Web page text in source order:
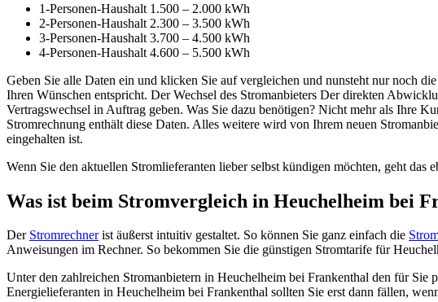
1-Personen-Haushalt 1.500 – 2.000 kWh
2-Personen-Haushalt 2.300 – 3.500 kWh
3-Personen-Haushalt 3.700 – 4.500 kWh
4-Personen-Haushalt 4.600 – 5.500 kWh
Geben Sie alle Daten ein und klicken Sie auf vergleichen und nunsteht nur noch
Ihren Wünschen entspricht. Der Wechsel des Stromanbieters Der direkten
Vertragswechsel in Auftrag geben. Was Sie dazu benötigen? Nicht mehr als Ihre
Stromrechnung enthält diese Daten. Alles weitere wird von Ihrem neuen
eingehalten ist.
Wenn Sie den aktuellen Stromlieferanten lieber selbst kündigen möchten, geht das
Was ist beim Stromvergleich in Heuchelheim bei
Der Stromrechnerist äußerst intuitiv gestaltet. So können Sie ganz einfach die
Anweisungen im Rechner. So bekommen Sie die günstigen Stromtarife für
Unter den zahlreichen Stromanbietern in Heuchelheim bei Frankenthal den für Sie
Energielieferanten in Heuchelheim bei Frankenthal sollten Sie erst dann fällen,